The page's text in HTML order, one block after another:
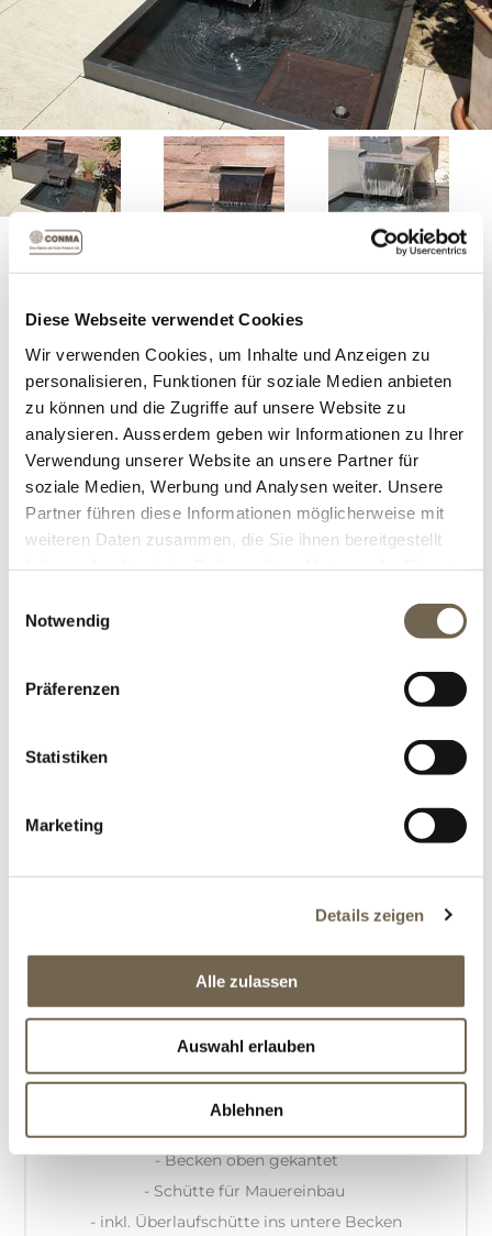
Diese Webseite verwendet Cookies
Wir verwenden Cookies, um Inhalte und Anzeigen zu
personalisieren, Funktionen für soziale Medien anbieten
zu können und die Zugriffe auf unsere Website zu
analysieren. Ausserdem geben wir Informationen zu Ihrer
Verwendung unserer Website an unsere Partner für
soziale Medien, Werbung und Analysen weiter. Unsere
Partner führen diese Informationen möglicherweise mit
weiteren Daten zusammen, die Sie ihnen bereitgestellt
Notwendig
Präferenzen
Statistiken
Marketing
Details zeigen
Alle zulassen
Auswahl erlauben
Ablehnen
Zwei Becken in der Ecke übereinander gestellt mit
Schütte für Mauereinbau. Sie können zwischen Stahl,
Grösse
Ausführung
Versandkosten*
Produkinformation:
- Becken oben gekantet
- Schütte für Mauereinbau
- inkl. Überlaufschütte ins untere Becken